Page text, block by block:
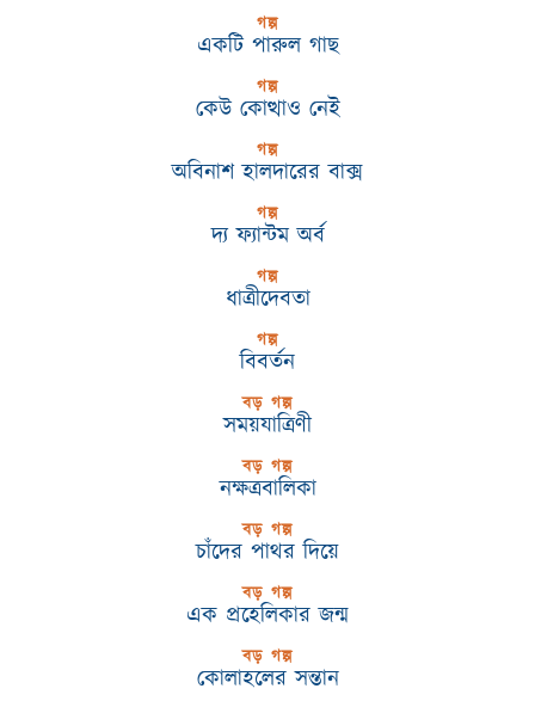
গল্প
একটি পারুল গাছ
গল্প
কেউ কোত্থাও নেই
গল্প
অবিনাশ হালদারের বাক্স
গল্প
দ্য ফ্যান্টম অর্ব
গল্প
ধাত্রীদেবতা
গল্প
বিবর্তন
বড় গল্প
সময়যাত্রিণী
বড় গল্প
নক্ষত্রবালিকা
বড় গল্প
চাঁদের পাথর দিয়ে
বড় গল্প
এক প্রহেলিকার জন্ম
বড় গল্প
কোলাহলের সন্তান